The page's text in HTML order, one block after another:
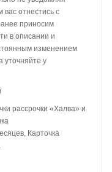
отнестись с
приносим
в описании и
изменением
уточняйте у
рассрочки «Халва» и
Карточка